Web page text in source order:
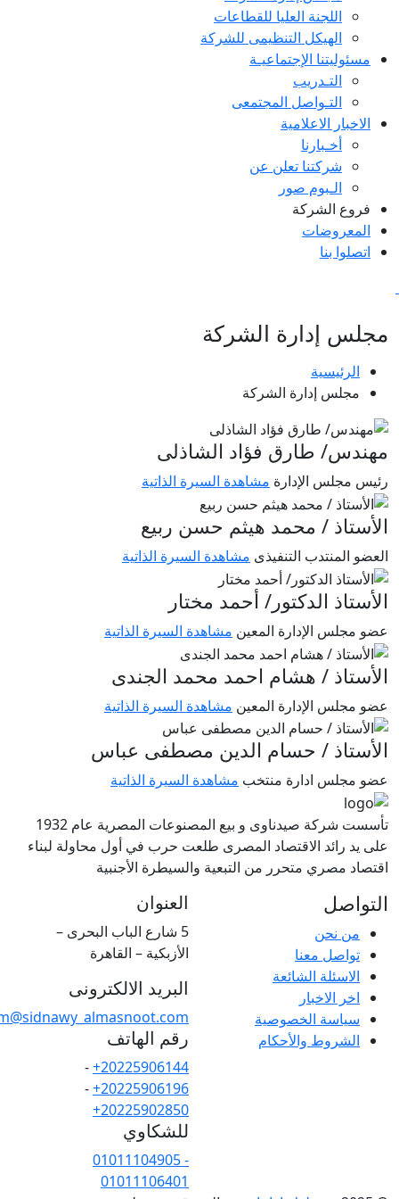
اللجنة العليا للقطاعات
الهيكل التنظيمى للشركة
مسئوليتنا الإجتماعيـة
التـدريب
التـواصل المجتمعى
الاخبار الاعلامية
أخـبارنا
شركتنا تعلن عن
الـبوم صور
فروع الشركة
المعروضات
اتصلوا بنا
إدارة الشركة
الرئيسية
مجلس إدارة الشركة
طارق فؤاد الشاذلى
مجلس الإدارة مشاهدة السيرة الذاتية
/ محمد هيثم حسن ربيع
المنتدب التنفيذىمشاهدة السيرة الذاتية
الدكتور/ أحمد مختار
مجلس الإدارة المعينمشاهدة السيرة الذاتية
/ هشام احمد محمد الجندى
مجلس الإدارة المعينمشاهدة السيرة الذاتية
/ حسام الدين مصطفى عباس
مجلس ادارة منتخبمشاهدة السيرة الذاتية
تأسست شركة صيدناوى و بيع المصنوعات المصرية عام 1932
يد رائد الاقتصاد المصرى طلعت حرب في أول محاولة لبناء
مصري متحرر من التبعية والسيطرة الأجنبية
من نحن
تواصل معنا
الاسئلة الشائعة
اخر الاخبار
سياسة الخصوصية
الشروط والأحكام
العنوان
5 شارع الباب البحرى –
الأزبكية – القاهرة
البريد الالكترونى
crm@sidnawy_almasnoot.com
رقم الهاتف
+20225906144
-
+20225906196
-
+20225902850
للشكاوي
01011104905 -
01011106401